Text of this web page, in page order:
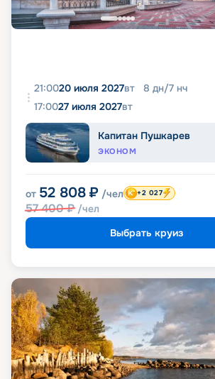
21:0020 июля 2027вт 8 дн/7 нч
17:0027 июля 2027вт
Капитан Пушкарев
ЭКОНОМ
от 52 808 ₽ /чел
57 400₽ /чел
+2 027
Выбрать круиз